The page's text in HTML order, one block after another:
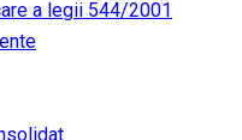
a legii 544/2001